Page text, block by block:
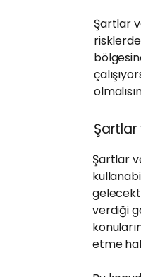
Şartlar
Şartlar
Şartlar
verdiği
etme